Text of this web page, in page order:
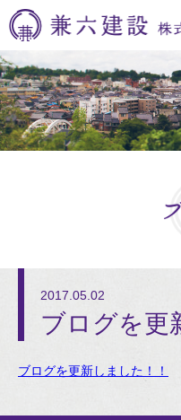
2017.05.02
ブログを更
ブログを更新しました！！